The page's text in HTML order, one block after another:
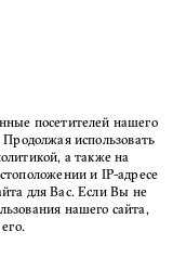
посетителей нашего
Продолжая использовать
а также на
и IP-адресе
для Вас. Если Вы не
нашего сайта,